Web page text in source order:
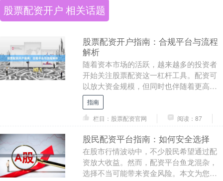
股票配资开户 相关话题
股票配资开户指南：合规平台与流程
解析
随着资本市场的活跃，越来越多的投资者
开始关注股票配资这一杠杆工具。配资可
以放大资金规模，但同时也伴随着更高的
风险。本文将为您详细解析如何选择合规
的配资平台以及开....
指南
栏目：股票配资官网
阅读：87
股民配资平台指南：如何安全选择
在股市行情波动中，不少股民希望通过配
资放大收益。然而，配资平台鱼龙混杂，
选择不当可能带来资金风险。本文为您梳